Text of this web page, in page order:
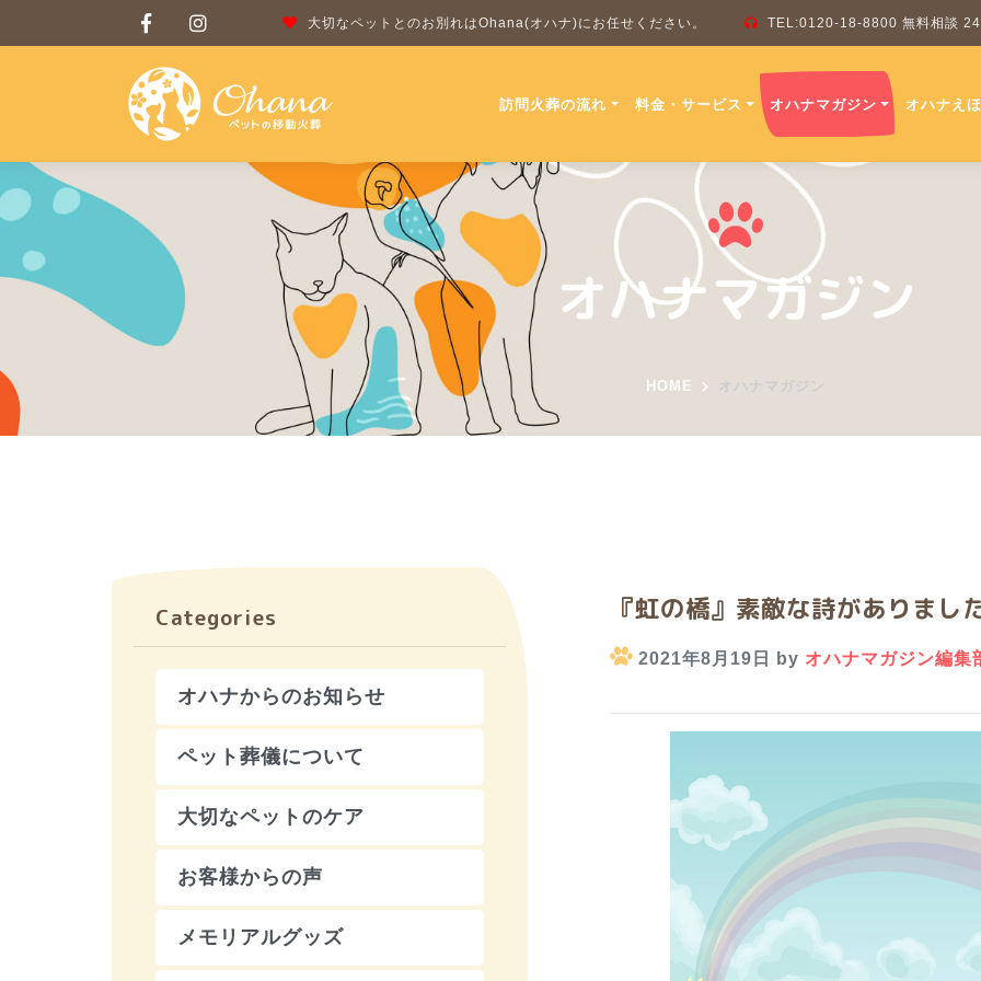
大切なペットとのお別れはOhana(オハナ)にお任せください。 TEL:0120-18-8800 無料相談
訪問火葬の流れ 料金・サービス オハナマガジン オハナえ
オハナマガジン
HOME
『虹の橋』素敵な詩がありまし
2021年8月19日 by オハナマガジン編集
Categories
オハナからのお知らせ
ペット葬儀について
大切なペットのケア
お客様からの声
メモリアルグッズ